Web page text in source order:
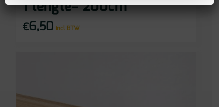
1 lengte= 200cm
€6,50 incl BTW